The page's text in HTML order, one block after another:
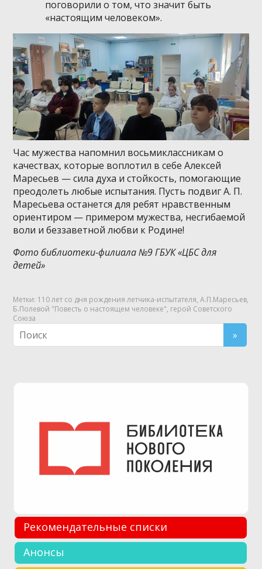
поговорили о том, что значит быть
«настоящим человеком».
Час мужества напомнил восьмиклассникам о
качествах, которые воплотил в себе Алексей
Маресьев — сила духа и стойкость, помогающие
преодолеть любые испытания. Пусть подвиг А. П.
Маресьева останется для ребят нравственным
ориентиром — примером мужества, несгибаемой
воли и беззаветной любви к Родине!
Фото библиотеки-филиала №9 ГБУК «ЦБС для
детей»
Метки: 110 лет со дня рождения летчика-испытателя,А.П.Маресьев,
Б.Полевой "Повесть о настоящем человеке", герой Советского
Союза
Рекомендательные списки
Анонсы